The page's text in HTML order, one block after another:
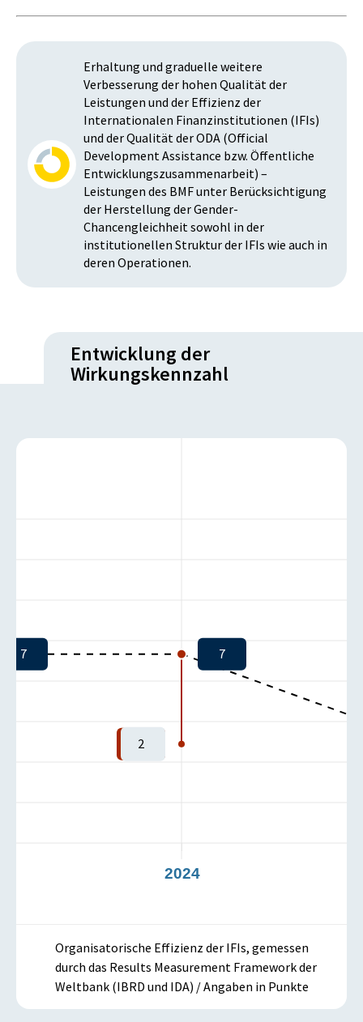
Erhaltung und graduelle weitere
Verbesserung der hohen Qualität der
Leistungen und der Effizienz der
Internationalen Finanzinstitutionen (IFIs)
und der Qualität der ODA (Official
Development Assistance bzw. Öffentliche
Entwicklungszusammenarbeit) –
Leistungen des BMF unter Berücksichtigung
der Herstellung der Gender-
Chancengleichheit sowohl in der
institutionellen Struktur der IFIs wie auch in
deren Operationen.
Entwicklung der
Wirkungskennzahl
2024
7
2
7
Organisatorische Effizienz der IFIs, gemessen
durch das Results Measurement Framework der
Weltbank (IBRD und IDA) / Angaben in Punkte